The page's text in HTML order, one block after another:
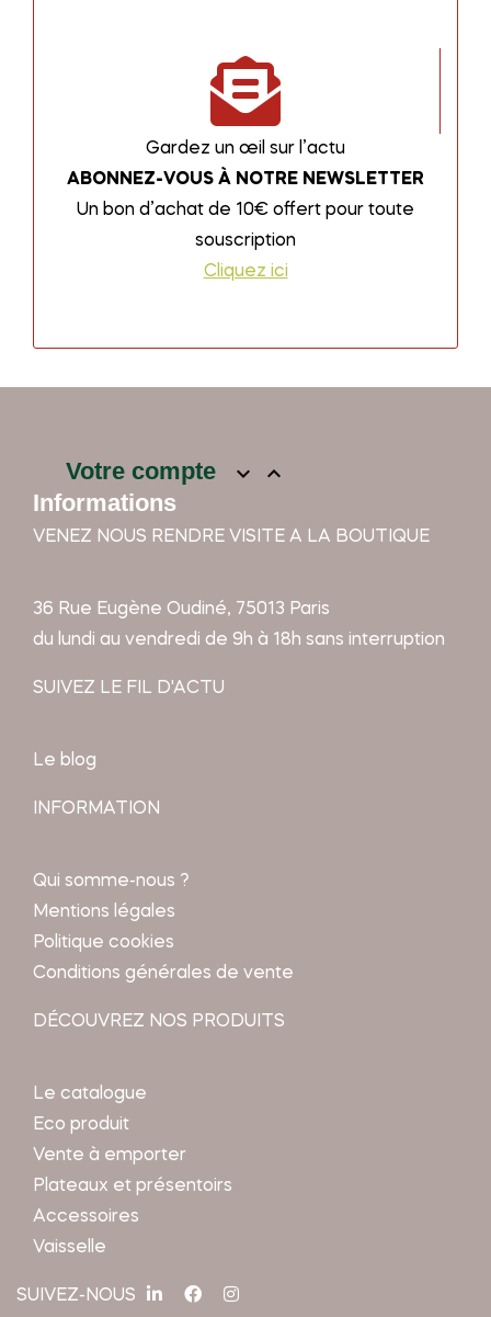
Gardez un œil sur l’actu
ABONNEZ-VOUS À NOTRE NEWSLETTER
Un bon d’achat de 10€ offert pour toute
souscription
Cliquez ici
Votre compte  
Informations
VENEZ NOUS RENDRE VISITE A LA BOUTIQUE
36 Rue Eugène Oudiné, 75013 Paris
du lundi au vendredi de 9h à 18h sans interruption
SUIVEZ LE FIL D'ACTU
Le blog
INFORMATION
Qui somme-nous ?
Mentions légales
Politique cookies
Conditions générales de vente
DÉCOUVREZ NOS PRODUITS
Le catalogue
Eco produit
Vente à emporter
Plateaux et présentoirs
Accessoires
Vaisselle
SUIVEZ-NOUS